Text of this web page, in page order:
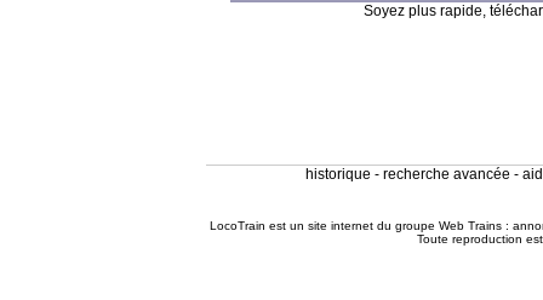
Soyez plus rapide,
historique - recherche avancée -
LocoTrain est un site internet du groupe Web Trains :
Toute reproduction